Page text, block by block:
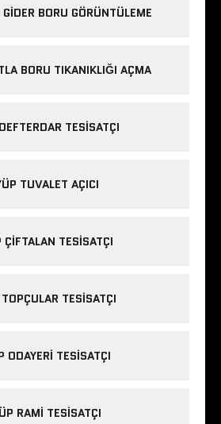
BORU GÖRÜNTÜLEME
BORU TIKANIKLIĞI AÇMA
TESISATÇI
TUVALET AÇICI
ÇIFTALAN TESISATÇI
TESISATÇI
ODAYERI TESISATÇI
RAMI TESISATÇI